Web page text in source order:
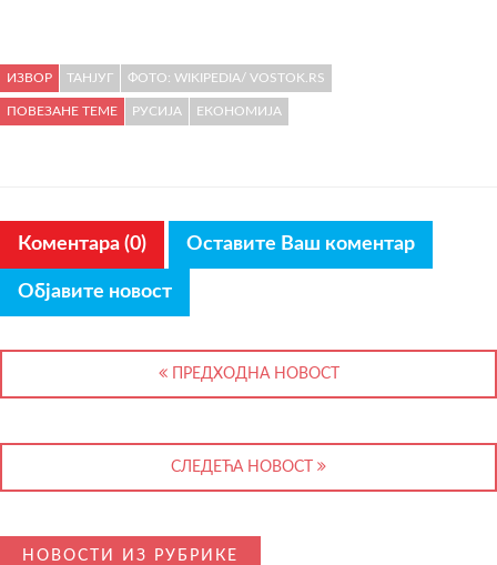
ИЗВОР ТАНЈУГ ФОТО: WIKIPEDIA/ VOSTOK.RS
ПОВЕЗАНЕ ТЕМЕ РУСИЈА ЕКОНОМИЈА
Коментара (0) Оставите Ваш коментар
Објавите новост
ПРЕДХОДНА НОВОСТ
СЛЕДЕЋА НОВОСТ
НОВОСТИ ИЗ РУБРИКЕ